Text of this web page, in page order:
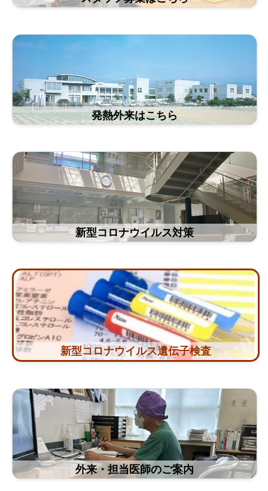
発熱外来はこちら
新型コロナウイルス対策
新型コロナウイルス遺伝子検査
外来・担当医師のご案内